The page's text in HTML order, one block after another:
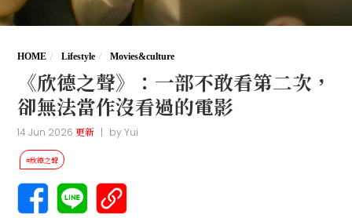
HOME Lifestyle Movies&culture
《欣德之聲》：一部不敢看第二次，
卻無法當作沒看過的電影
14 Jun 2026更新 | byYui
#欣德之聲